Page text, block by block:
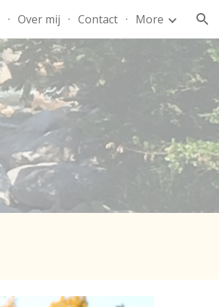
Over mij Contact More